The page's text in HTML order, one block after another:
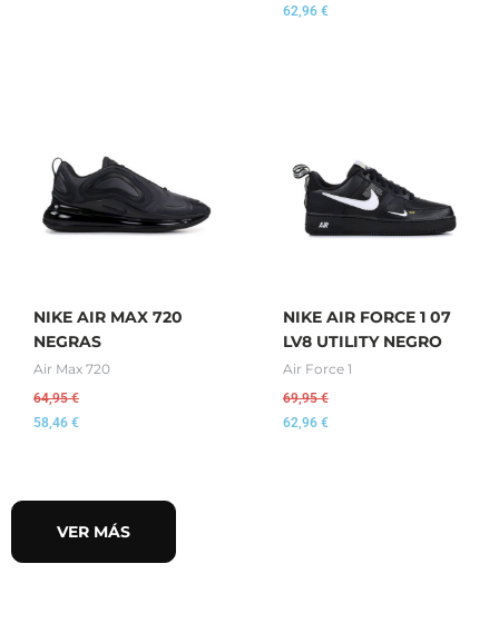
62,96 €
NIKE AIR MAX 720
NEGRAS
Air Max 720
64,95€
58,46 €
NIKE AIR FORCE 1 07
LV8 UTILITY NEGRO
Air Force 1
69,95€
62,96 €
VER MÁS